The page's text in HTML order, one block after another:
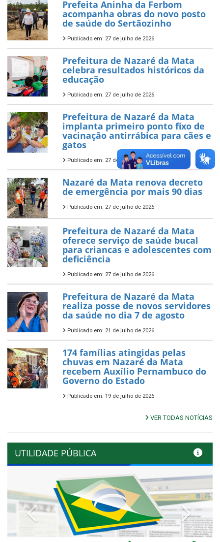
Prefeita Aninha da Ferbom
acompanha obras do novo posto
de saúde do Sertãozinho
Publicado em: 27 de julho de 2026
Prefeitura de Nazaré da Mata
celebra resultados históricos da
educação
Publicado em: 27 de julho de 2026
Prefeitura de Nazaré da Mata
implanta primeiro ponto fixo de
vacinação antirrábica para cães e
gatos
Publicado em: 27 de julho de 2026
Nazaré da Mata renova decreto
de emergência por mais 90 dias
Publicado em: 27 de julho de 2026
Prefeitura de Nazaré da Mata
oferece serviço de saúde bucal
para criancas e adolescentes com
deficiência
Publicado em: 27 de julho de 2026
Prefeitura de Nazaré da Mata
realiza posse de novos servidores
da saúde no dia 7 de agosto
Publicado em: 21 de julho de 2026
174 famílias atingidas pelas
chuvas em Nazaré da Mata
recebem Auxílio Pernambuco do
Governo do Estado
Publicado em: 19 de julho de 2026
VER TODAS NOTÍCIAS
UTILIDADE PÚBLICA
Previous Next